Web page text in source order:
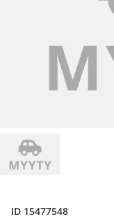
ID 15477548